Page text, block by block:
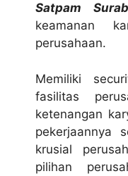
Satpam
keamanan
perusahaan.
Memiliki
fasilitas
ketenangan
pekerjaannya
krusial
pilihan